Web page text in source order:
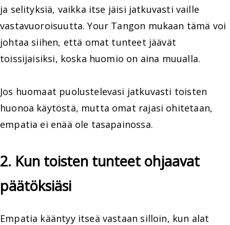
ja selityksiä, vaikka itse jäisi jatkuvasti vaille
vastavuoroisuutta. Your Tangon mukaan tämä voi
johtaa siihen, että omat tunteet jäävät
toissijaisiksi, koska huomio on aina muualla.
Jos huomaat puolustelevasi jatkuvasti toisten
huonoa käytöstä, mutta omat rajasi ohitetaan,
empatia ei enää ole tasapainossa.
2. Kun toisten tunteet ohjaavat
päätöksiäsi
Empatia kääntyy itseä vastaan silloin, kun alat